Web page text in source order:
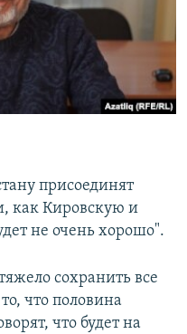
присоединят
как Кировскую и
не очень хорошо".
сохранить все
что половина
что будет на